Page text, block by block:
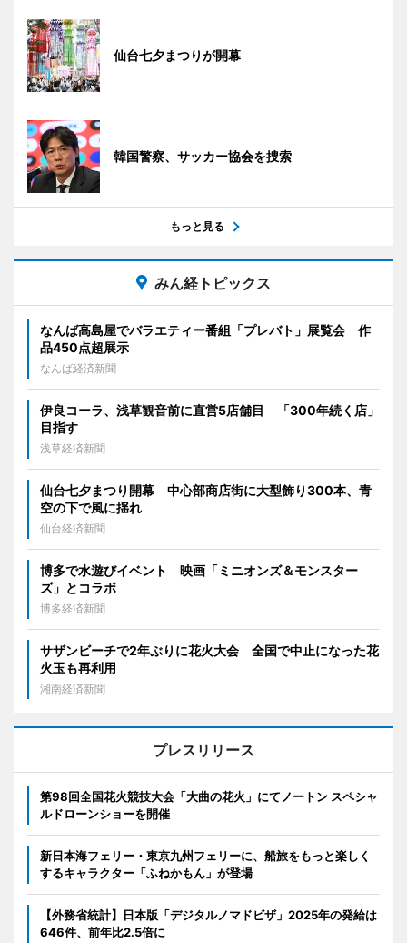
仙台七夕まつりが開幕
韓国警察、サッカー協会を捜索
もっと見る
みん経トピックス
なんば高島屋でバラエティー番組「プレバト」展覧会 作
品450点超展示
なんば経済新聞
伊良コーラ、浅草観音前に直営5店舗目 「300年続く店」
目指す
浅草経済新聞
仙台七夕まつり開幕 中心部商店街に大型飾り300本、青
空の下で風に揺れ
仙台経済新聞
博多で水遊びイベント 映画「ミニオンズ＆モンスター
ズ」とコラボ
博多経済新聞
サザンビーチで2年ぶりに花火大会 全国で中止になった花
火玉も再利用
湘南経済新聞
プレスリリース
第98回全国花火競技大会「大曲の花火」にてノートン スペシャ
ルドローンショーを開催
新日本海フェリー・東京九州フェリーに、船旅をもっと楽しく
するキャラクター「ふねかもん」が登場
【外務省統計】日本版「デジタルノマドビザ」2025年の発給は
646件、前年比2.5倍に